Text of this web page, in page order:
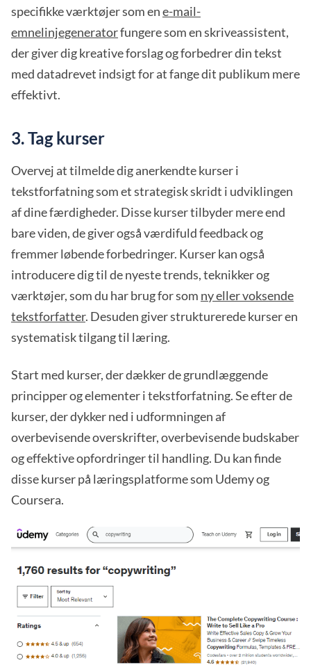
specifikke værktøjer som ene-mail-
emnelinjegeneratorfungere som en skriveassistent,
der giver dig kreative forslag og forbedrer din tekst
med datadrevet indsigt for at fange dit publikum mere
effektivt.
3. Tag kurser
Overvej at tilmelde dig anerkendte kurser i
tekstforfatning som et strategisk skridt i udviklingen
af dine færdigheder. Disse kurser tilbyder mere end
bare viden, de giver også værdifuld feedback og
fremmer løbende forbedringer. Kurser kan også
introducere dig til de nyeste trends, teknikker og
værktøjer, som du har brug for som ny eller voksende
tekstforfatter. Desuden giver strukturerede kurser en
systematisk tilgang til læring.
Start med kurser, der dækker de grundlæggende
principper og elementer i tekstforfatning. Se efter de
kurser, der dykker ned i udformningen af
overbevisende overskrifter, overbevisende budskaber
og effektive opfordringer til handling. Du kan finde
disse kurser på læringsplatforme som Udemy og
Coursera.